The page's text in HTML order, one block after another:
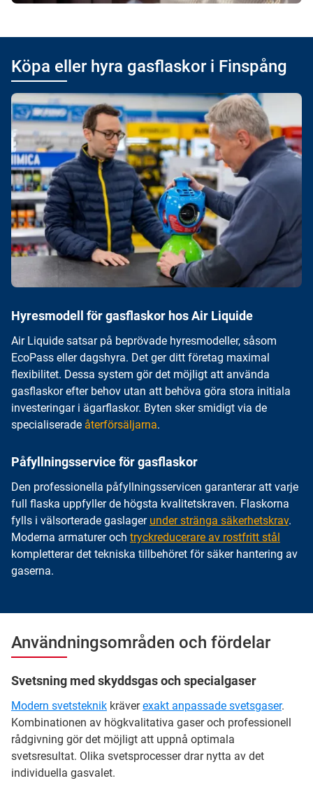
Köpa eller hyra gasflaskor i Finspång
Hyresmodell för gasflaskor hos Air Liquide
Air Liquide satsar på beprövade hyresmodeller, såsom
EcoPass eller dagshyra. Det ger ditt företag maximal
flexibilitet. Dessa system gör det möjligt att använda
gasflaskor efter behov utan att behöva göra stora initiala
investeringar i ägarflaskor. Byten sker smidigt via de
specialiserade återförsäljarna.
Påfyllningsservice för gasflaskor
Den professionella påfyllningsservicen garanterar att varje
full flaska uppfyller de högsta kvalitetskraven. Flaskorna
fylls i välsorterade gaslager under stränga säkerhetskrav.
Moderna armaturer och tryckreducerare av rostfritt stål
kompletterar det tekniska tillbehöret för säker hantering av
gaserna.
Användningsområden och fördelar
Svetsning med skyddsgas och specialgaser
Modern svetsteknik kräverexakt anpassade svetsgaser.
Kombinationen av högkvalitativa gaser och professionell
rådgivning gör det möjligt att uppnå optimala
svetsresultat. Olika svetsprocesser drar nytta av det
individuella gasvalet.